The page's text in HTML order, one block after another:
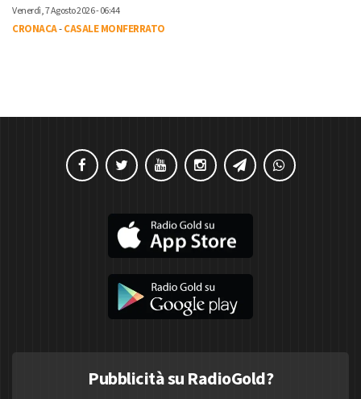
Venerdì, 7 Agosto 2026 - 06:44
CRONACA-CASALE MONFERRATO
Pubblicità su RadioGold?